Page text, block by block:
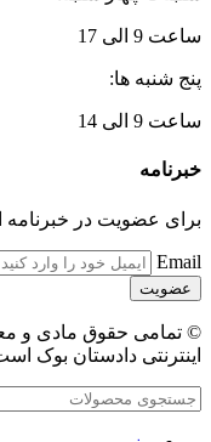
ساعت 9 الی 17
پنج شنبه ها:
ساعت 9 الی 14
خبرنامه
برای عضویت در خبرنامه
Email
© تمامی حقوق مادی و
اینترنتی دادستان بوک